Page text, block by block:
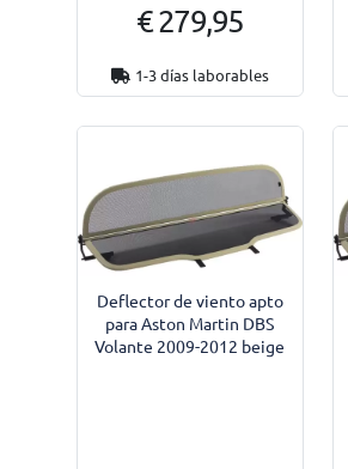
€ 279,95
1-3 días laborables
Deflector de viento apto
para Aston Martin DBS
Volante 2009-2012 beige